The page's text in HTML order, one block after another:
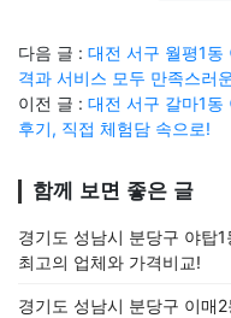
다음 글 : 대전 서구 월평1
격과 서비스 모두 만족스러
이전 글 : 대전 서구 갈마1동
후기, 직접 체험담 속으로!
함께 보면 좋은 글
경기도 성남시 분당구 야탑
최고의 업체와 가격비교!
경기도 성남시 분당구 이매